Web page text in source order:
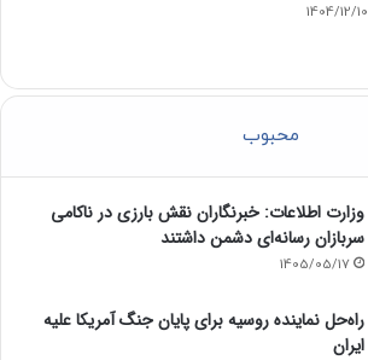
1404/12/10
محبوب
وزارت اطلاعات: خبرنگاران نقش بارزی در ناکامی
سربازان رسانه‌ای دشمن داشتند
1405/05/17
راه‌حل نماینده روسیه برای پایان جنگ آمریکا علیه
ایران